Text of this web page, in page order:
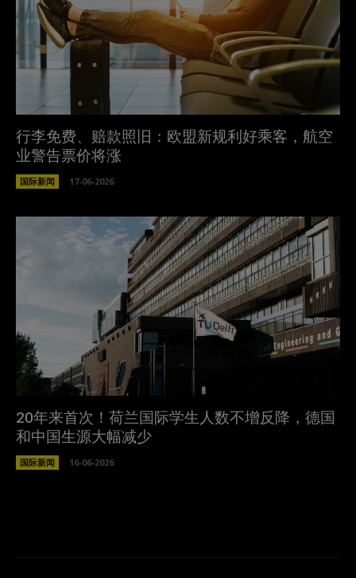
行李免费、赔款照旧：欧盟新规利好乘客，航空
业警告票价将涨
国际新闻 17-06-2026
20年来首次！荷兰国际学生人数不增反降，德国
和中国生源大幅减少
国际新闻 16-06-2026